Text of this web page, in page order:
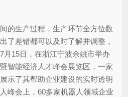
的生产过程，生产环节全方位数
了差错都可以及时了解并调整，
15日，在浙江宁波余姚市举办
智能经济人才峰会展览区，一家
示了其帮助企业建设的实时透明
峰会上，60多家机器人领域企业